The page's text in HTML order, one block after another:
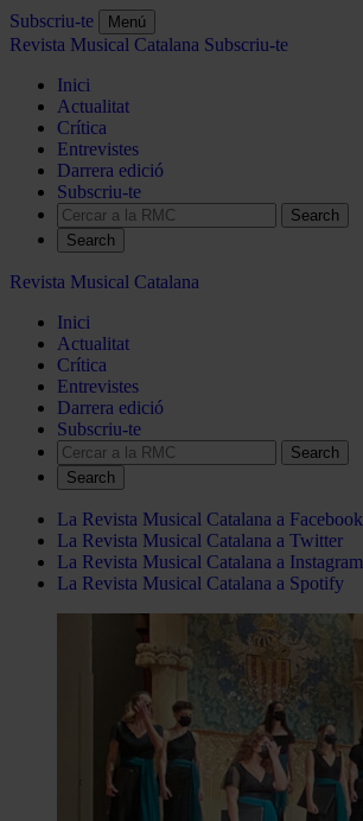
Subscriu-te Menú
Revista Musical Catalana Subscriu-te
Inici
Actualitat
Crítica
Entrevistes
Darrera edició
Subscriu-te
Search
Revista Musical Catalana
Inici
Actualitat
Crítica
Entrevistes
Darrera edició
Subscriu-te
Search
La Revista Musical Catalana a Facebook
La Revista Musical Catalana a Twitter
La Revista Musical Catalana a Instagram
La Revista Musical Catalana a Spotify